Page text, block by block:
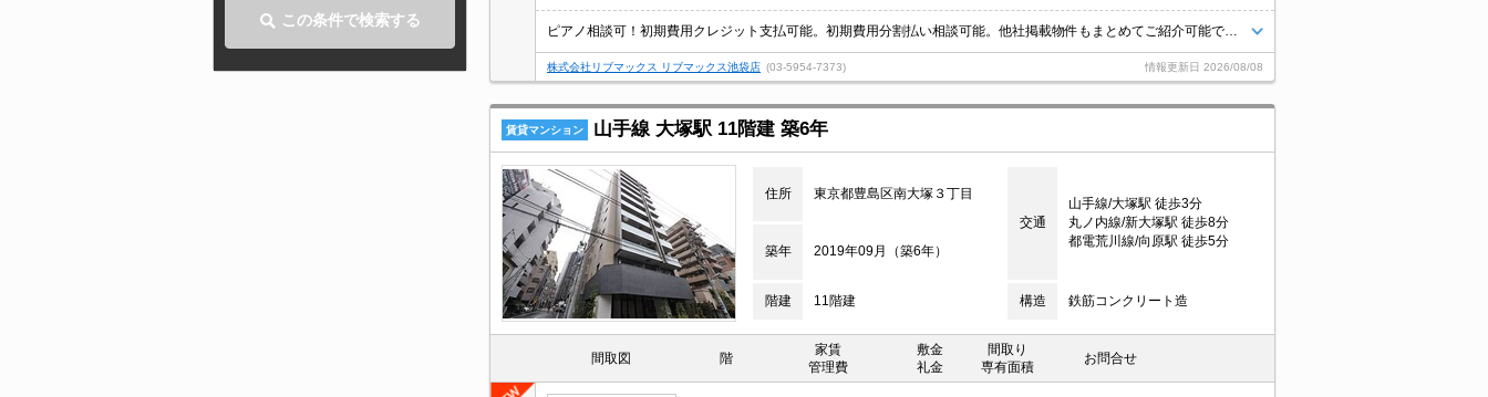
この条件で検索する
株式会社リブマックス リブマックス池袋店 (03-5954-7373) 情報更新日 2026/08/08
賃貸マンション 山手線 大塚駅 11階建 築6年
住所 東京都豊島区南大塚３丁目
交通
山手線/大塚駅 徒歩3分
丸ノ内線/新大塚駅 徒歩8分
都電荒川線/向原駅 徒歩5分
築年 2019年09月（築6年）
階建 11階建 構造 鉄筋コンクリート造
間取図 階
家賃
管理費
敷金
礼金
間取り
専有面積
お問合せ